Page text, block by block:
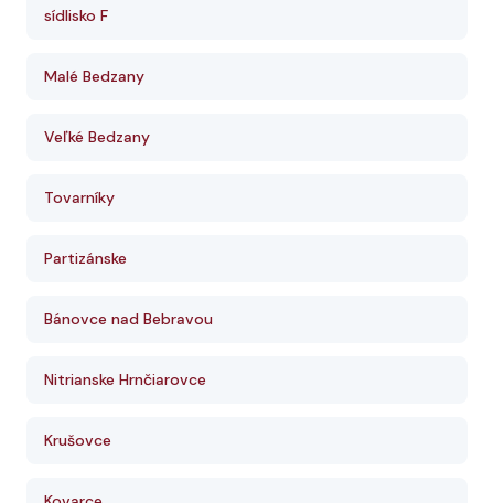
sídlisko F
Malé Bedzany
Veľké Bedzany
Tovarníky
Partizánske
Bánovce nad Bebravou
Nitrianske Hrnčiarovce
Krušovce